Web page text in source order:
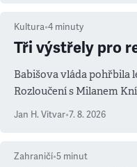
Kultura•4 minuty
Tři výstřely pro
Babišova vláda pohřbila
Rozloučení s Milanem
salvy i kritika pokrokářů
Jan H. Vitvar•7. 8. 2026
Zahraničí•5 minut